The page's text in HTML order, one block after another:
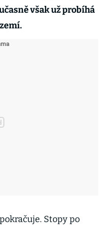
však už probíhá
Stopy po